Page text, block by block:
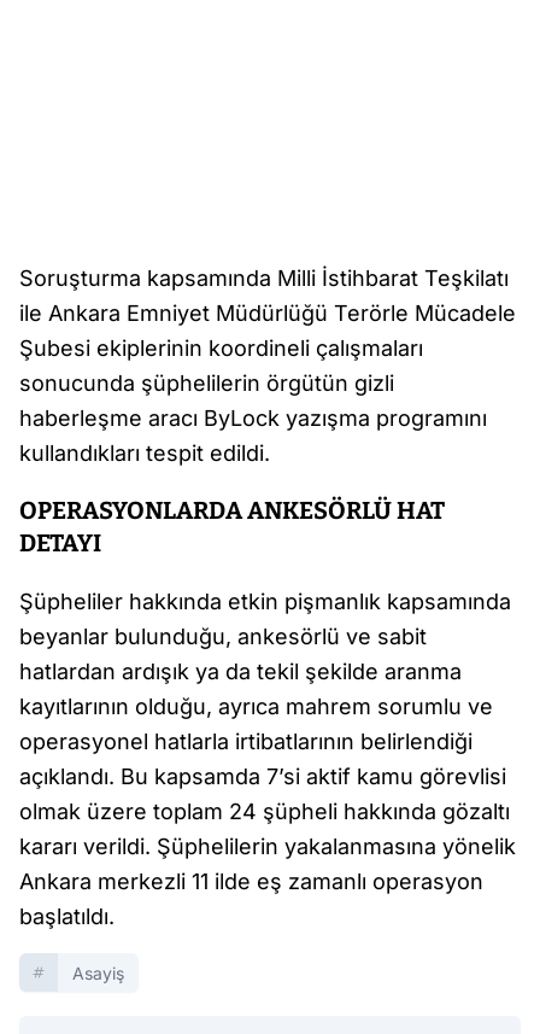
Soruşturma kapsamında Milli İstihbarat Teşkilatı
ile Ankara Emniyet Müdürlüğü Terörle Mücadele
Şubesi ekiplerinin koordineli çalışmaları
sonucunda şüphelilerin örgütün gizli
haberleşme aracı ByLock yazışma programını
kullandıkları tespit edildi.
OPERASYONLARDA ANKESÖRLÜ HAT
DETAYI
Şüpheliler hakkında etkin pişmanlık kapsamında
beyanlar bulunduğu, ankesörlü ve sabit
hatlardan ardışık ya da tekil şekilde aranma
kayıtlarının olduğu, ayrıca mahrem sorumlu ve
operasyonel hatlarla irtibatlarının belirlendiği
açıklandı. Bu kapsamda 7’si aktif kamu görevlisi
olmak üzere toplam 24 şüpheli hakkında gözaltı
kararı verildi. Şüphelilerin yakalanmasına yönelik
Ankara merkezli 11 ilde eş zamanlı operasyon
başlatıldı.
Asayiş